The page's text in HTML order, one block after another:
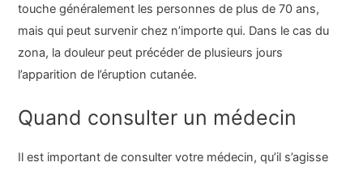
touche généralement les personnes de plus de 70 ans,
mais qui peut survenir chez n’importe qui. Dans le cas du
zona, la douleur peut précéder de plusieurs jours
l’apparition de l’éruption cutanée.
Quand consulter un médecin
Il est important de consulter votre médecin, qu’il s’agisse